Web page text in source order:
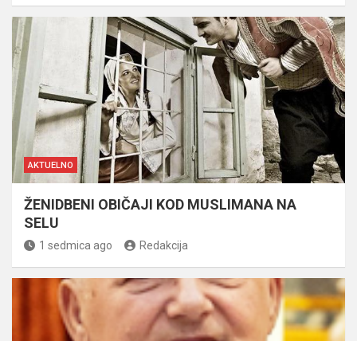
AKTUELNO
ŽENIDBENI OBIČAJI KOD MUSLIMANA NA
SELU
1 sedmica ago Redakcija